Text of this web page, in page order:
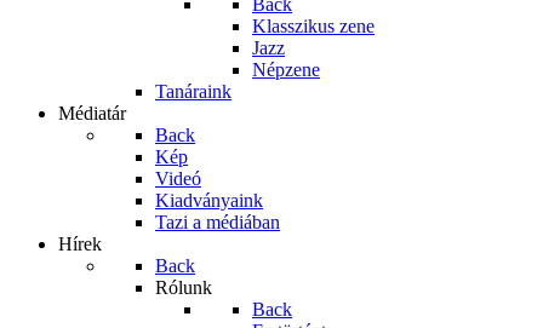
Back
Klasszikus zene
Jazz
Népzene
Tanáraink
Médiatár
Back
Kép
Videó
Kiadványaink
Tazi a médiában
Hírek
Back
Rólunk
Back